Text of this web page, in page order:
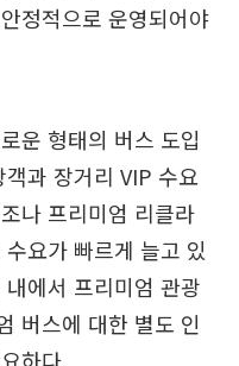
정적으로 운영되어야
운 형태의 버스 도입
과 장거리 VIP 수요
나 프리미엄 리클라
요가 빠르게 늘고 있
에서 프리미엄 관광
버스에 대한 별도 인